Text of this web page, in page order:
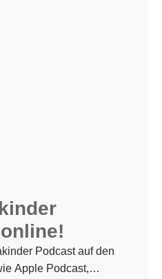
Podcast auf den
Apple Podcast,